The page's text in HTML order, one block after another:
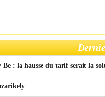
Be : la hausse du tarif serait la